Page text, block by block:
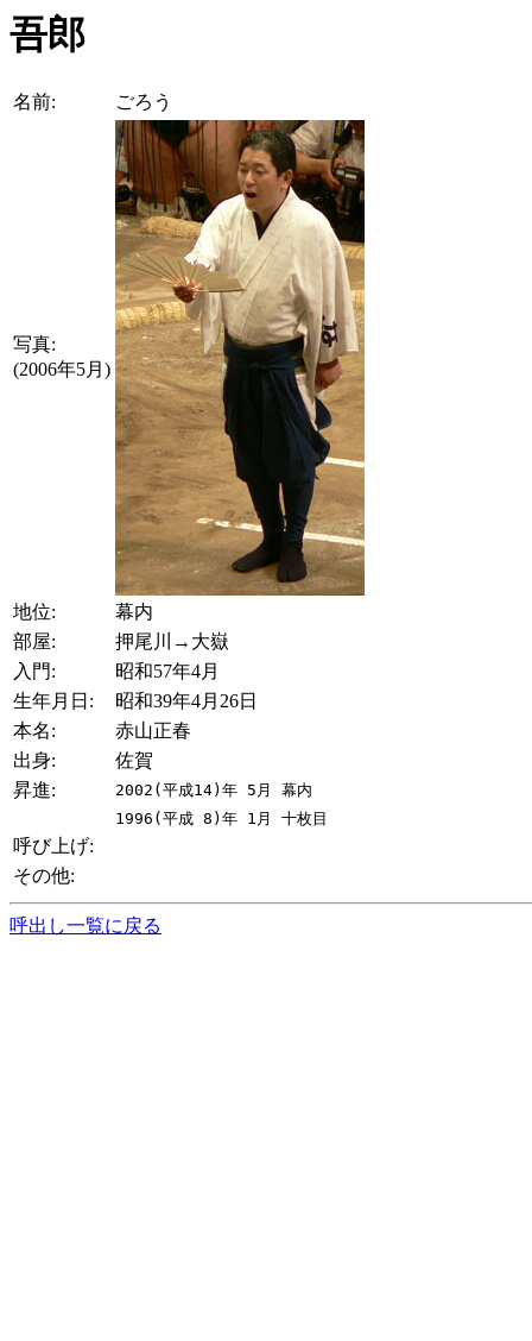
吾郎
名前: ごろう
写真:
(2006年5月)
地位:
幕内
部屋:
押尾川→大嶽
入門:
昭和57年4月
生年月日:
昭和39年4月26日
本名:
赤山正春
出身:
佐賀
昇進:
2002(平成14)年 5月 幕内
1996(平成 8)年 1月 十枚目
呼び上げ:
その他:
呼出し一覧に戻る